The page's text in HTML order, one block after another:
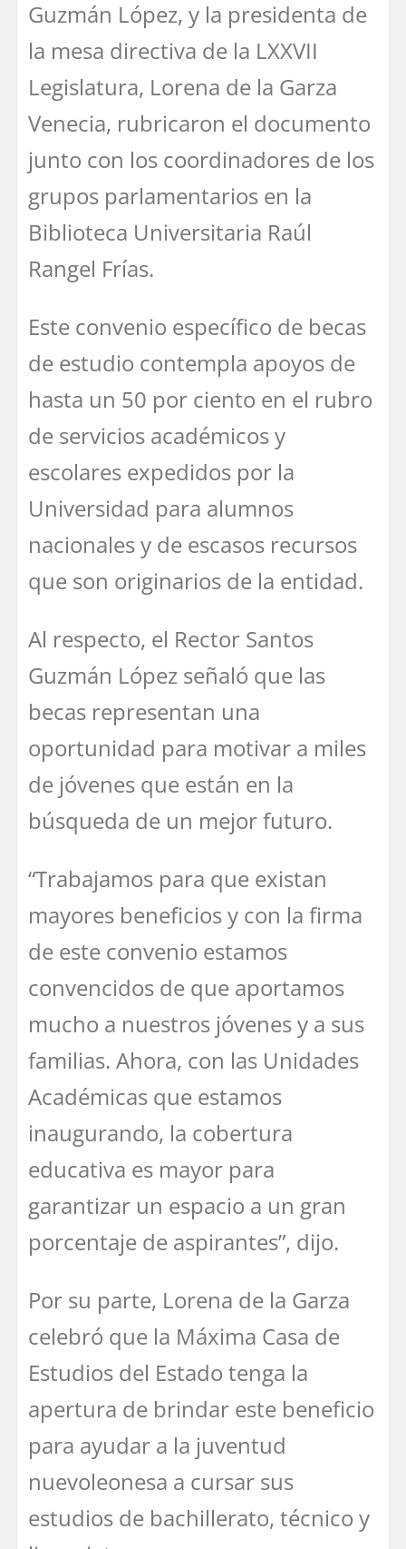
Guzmán López, y la presidenta de
la mesa directiva de la LXXVII
Legislatura, Lorena de la Garza
Venecia, rubricaron el documento
junto con los coordinadores de los
grupos parlamentarios en la
Biblioteca Universitaria Raúl
Rangel Frías.
Este convenio específico de becas
de estudio contempla apoyos de
hasta un 50 por ciento en el rubro
de servicios académicos y
escolares expedidos por la
Universidad para alumnos
nacionales y de escasos recursos
que son originarios de la entidad.
Al respecto, el Rector Santos
Guzmán López señaló que las
becas representan una
oportunidad para motivar a miles
de jóvenes que están en la
búsqueda de un mejor futuro.
“Trabajamos para que existan
mayores beneficios y con la firma
de este convenio estamos
convencidos de que aportamos
mucho a nuestros jóvenes y a sus
familias. Ahora, con las Unidades
Académicas que estamos
inaugurando, la cobertura
educativa es mayor para
garantizar un espacio a un gran
porcentaje de aspirantes”, dijo.
Por su parte, Lorena de la Garza
celebró que la Máxima Casa de
Estudios del Estado tenga la
apertura de brindar este beneficio
para ayudar a la juventud
nuevoleonesa a cursar sus
estudios de bachillerato, técnico y